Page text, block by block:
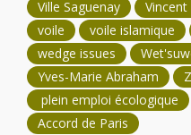
Ville Saguenay
voile
voile islamique
wedge issues
Yves-Marie Abraham
plein emploi écologique
Accord de Paris